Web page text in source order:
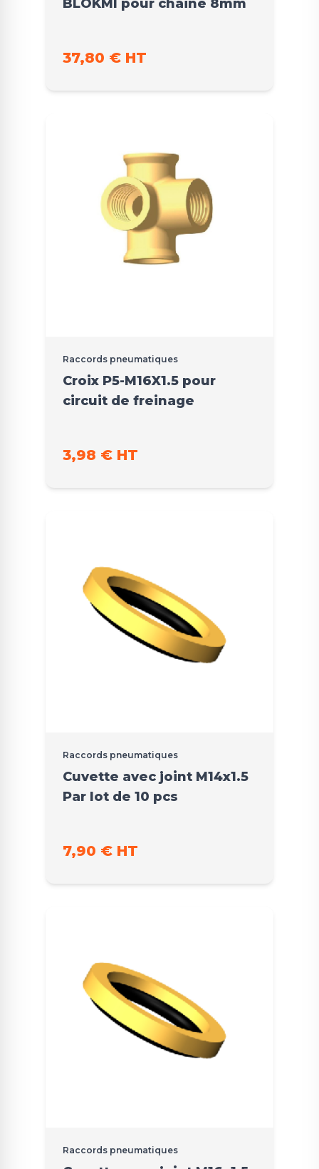
BLOKMI pour chaine 8mm
37,80 € HT
Raccords pneumatiques
Croix P5-M16X1.5 pour
circuit de freinage
3,98 € HT
Raccords pneumatiques
Cuvette avec joint M14x1.5
Par lot de 10 pcs
7,90 € HT
Raccords pneumatiques